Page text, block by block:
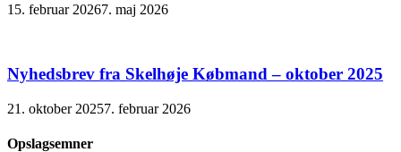
15. februar 20267. maj 2026
Nyhedsbrev fra Skelhøje Købmand – oktober 2025
21. oktober 20257. februar 2026
Opslagsemner